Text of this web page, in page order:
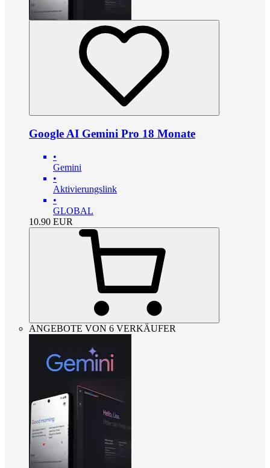
Google AI Gemini Pro 18 Monate
•
Gemini
•
Aktivierungslink
•
GLOBAL
10.90 EUR
ANGEBOTE VON 6 VERKÄUFER